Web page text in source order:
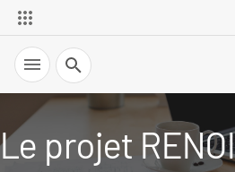
Recherche
Le projet